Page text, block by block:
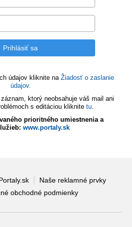
údajov kliknite na Žiadosť o zaslanie
údajov.
ktorý neobsahuje váš mail ani
s editáciou kliknite tu.
prioritného umiestnenia a
www.portaly.sk
Naše reklamné prvky
obchodné podmienky